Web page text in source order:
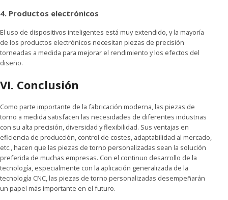
4. Productos electrónicos
El uso de dispositivos inteligentes está muy extendido, y la mayoría
de los productos electrónicos necesitan piezas de precisión
torneadas a medida para mejorar el rendimiento y los efectos del
diseño.
VI. Conclusión
Como parte importante de la fabricación moderna, las piezas de
torno a medida satisfacen las necesidades de diferentes industrias
con su alta precisión, diversidad y flexibilidad. Sus ventajas en
eficiencia de producción, control de costes, adaptabilidad al mercado,
etc., hacen que las piezas de torno personalizadas sean la solución
preferida de muchas empresas. Con el continuo desarrollo de la
tecnología, especialmente con la aplicación generalizada de la
tecnología CNC, las piezas de torno personalizadas desempeñarán
un papel más importante en el futuro.